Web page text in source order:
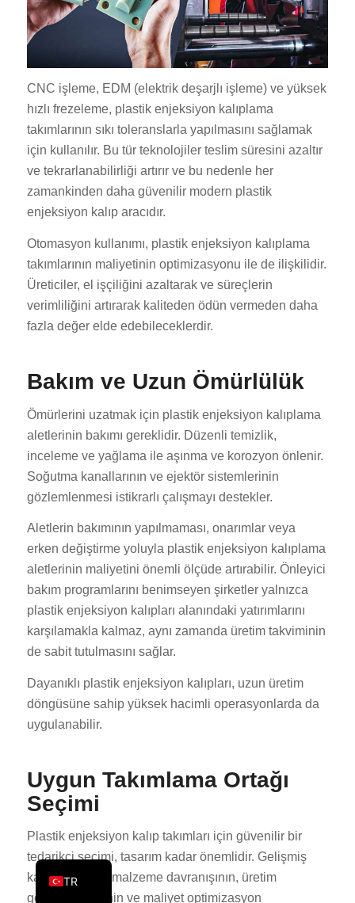
CNC işleme, EDM (elektrik deşarjlı işleme) ve yüksek
hızlı frezeleme, plastik enjeksiyon kalıplama
takımlarının sıkı toleranslarla yapılmasını sağlamak
için kullanılır. Bu tür teknolojiler teslim süresini azaltır
ve tekrarlanabilirliği artırır ve bu nedenle her
zamankinden daha güvenilir modern plastik
enjeksiyon kalıp aracıdır.
Otomasyon kullanımı, plastik enjeksiyon kalıplama
takımlarının maliyetinin optimizasyonu ile de ilişkilidir.
Üreticiler, el işçiliğini azaltarak ve süreçlerin
verimliliğini artırarak kaliteden ödün vermeden daha
fazla değer elde edebileceklerdir.
Bakım ve Uzun Ömürlülük
Ömürlerini uzatmak için plastik enjeksiyon kalıplama
aletlerinin bakımı gereklidir. Düzenli temizlik,
inceleme ve yağlama ile aşınma ve korozyon önlenir.
Soğutma kanallarının ve ejektör sistemlerinin
gözlemlenmesi istikrarlı çalışmayı destekler.
Aletlerin bakımının yapılmaması, onarımlar veya
erken değiştirme yoluyla plastik enjeksiyon kalıplama
aletlerinin maliyetini önemli ölçüde artırabilir. Önleyici
bakım programlarını benimseyen şirketler yalnızca
plastik enjeksiyon kalıpları alanındaki yatırımlarını
karşılamakla kalmaz, aynı zamanda üretim takviminin
de sabit tutulmasını sağlar.
Dayanıklı plastik enjeksiyon kalıpları, uzun üretim
döngüsüne sahip yüksek hacimli operasyonlarda da
uygulanabilir.
Uygun Takımlama Ortağı
Seçimi
Plastik enjeksiyon kalıp takımları için güvenilir bir
tedarikçi seçimi, tasarım kadar önemlidir. Gelişmiş
kalıp üreticileri malzeme davranışının, üretim
gereksinimlerinin ve maliyet optimizasyon
TR
EN
FR
DE
NL
PL
ES
KO
PT
CS
FI
NB
EL
SV
HU
ES_MX